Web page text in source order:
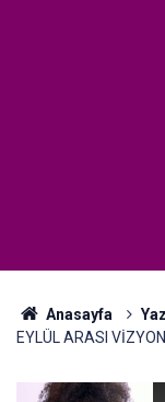
Anasayfa
EYLÜL ARASI